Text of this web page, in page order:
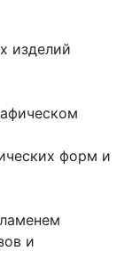
изделий
форм и
и